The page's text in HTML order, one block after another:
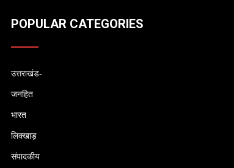
POPULAR CATEGORIES
उत्तराखंड-
जनहित
भारत
लिक्खाड़
संपादकीय